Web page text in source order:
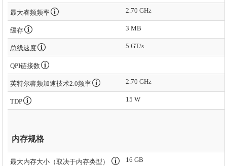
最大睿频频率 2.70 GHz
缓存 3 MB
总线速度 5 GT/s
QPI链接数
英特尔睿频加速技术2.0频率 2.70 GHz
TDP 15 W
内存规格
最大内存大小（取决于内存类型） 16 GB